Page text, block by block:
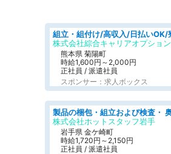
株式会社綜合キャリアオプション
熊本県 菊陽町
時給1,600円～2,000円
正社員 / 派遣社員
スポンサー：求人ボックス
株式会社ホットスタッフ岩手
岩手県 金ケ崎町
時給1,720円～2,150円
正社員 / 派遣社員